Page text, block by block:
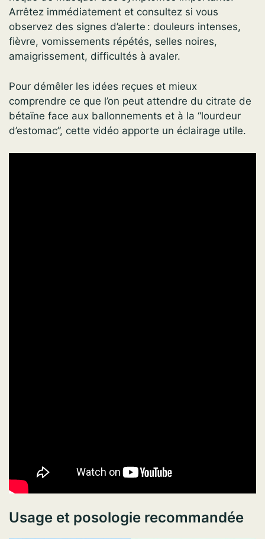
Arrêtez immédiatement et consultez si vous
observez des signes d’alerte : douleurs intenses,
fièvre, vomissements répétés, selles noires,
amaigrissement, difficultés à avaler.
Pour démêler les idées reçues et mieux
comprendre ce que l’on peut attendre du citrate de
bétaïne face aux ballonnements et à la “lourdeur
d’estomac”, cette vidéo apporte un éclairage utile.
Usage et posologie recommandée